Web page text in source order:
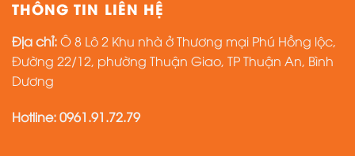
THÔNG TIN LIÊN HỆ
Địa chỉ:Ô 8 Lô 2 Khu nhà ở Thương mại Phú Hồng lộc,
Đường 22/12, phường Thuận Giao, TP Thuận An, Bình
Dương
Hotline:0961.91.72.79